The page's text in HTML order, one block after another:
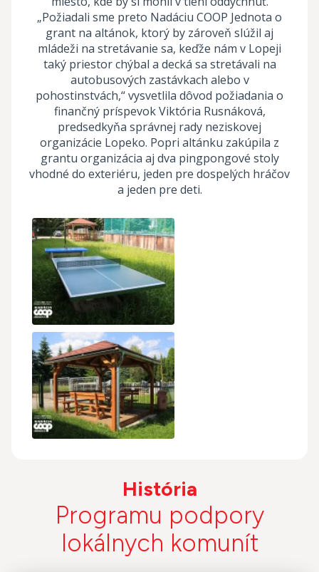
„Požiadali sme preto Nadáciu COOP Jednota o
grant na altánok, ktorý by zároveň slúžil aj
mládeži na stretávanie sa, keďže nám v Lopeji
taký priestor chýbal a decká sa stretávali na
autobusových zastávkach alebo v
pohostinstvách,“ vysvetlila dôvod požiadania o
finančný príspevok Viktória Rusnáková,
predsedkyňa správnej rady neziskovej
organizácie Lopeko. Popri altánku zakúpila z
grantu organizácia aj dva pingpongové stoly
vhodné do exteriéru, jeden pre dospelých hráčov
a jeden pre deti.
História
Programu podpory
lokálnych komunít